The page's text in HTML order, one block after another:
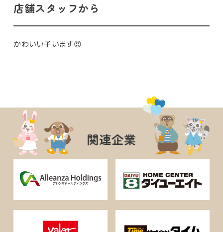
店舗スタッフから
かわいい子います😍
関連企業